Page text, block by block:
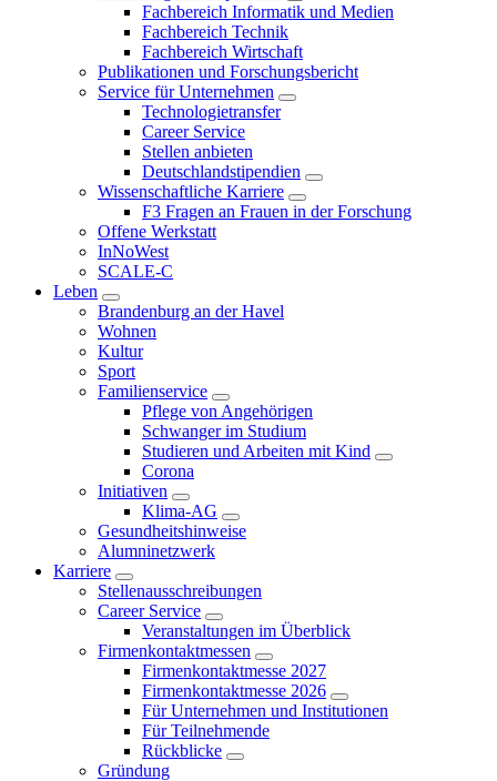
Fachbereich Informatik und Medien
Fachbereich Technik
Fachbereich Wirtschaft
Publikationen und Forschungsbericht
Service für Unternehmen
Technologietransfer
Career Service
Stellen anbieten
Deutschlandstipendien
Wissenschaftliche Karriere
F3 Fragen an Frauen in der Forschung
Offene Werkstatt
InNoWest
SCALE-C
Leben
Brandenburg an der Havel
Wohnen
Kultur
Sport
Familienservice
Pflege von Angehörigen
Schwanger im Studium
Studieren und Arbeiten mit Kind
Corona
Initiativen
Klima-AG
Gesundheitshinweise
Alumninetzwerk
Karriere
Stellenausschreibungen
Career Service
Veranstaltungen im Überblick
Firmenkontaktmessen
Firmenkontaktmesse 2027
Firmenkontaktmesse 2026
Für Unternehmen und Institutionen
Für Teilnehmende
Rückblicke
Gründung